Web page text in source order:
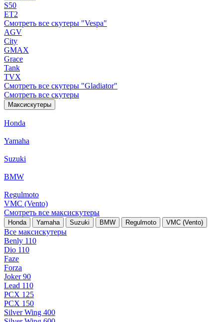
S50
ET2
Смотреть все скутеры "Vespa"
AGV
City
GMAX
Grace
Tank
TVX
Смотреть все скутеры "Gladiator"
Смотреть все скутеры
Максискутеры
Honda
Yamaha
Suzuki
BMW
Regulmoto
VMC (Vento)
Смотреть все максискутеры
Honda Yamaha Suzuki BMW Regulmoto VMC (Vento)
Все максискутеры
Benly 110
Dio 110
Faze
Forza
Joker 90
Lead 110
PCX 125
PCX 150
Silver Wing 400